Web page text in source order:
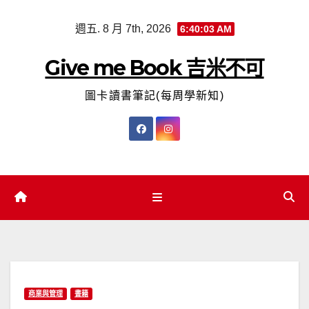
週五. 8 月 7th, 2026 6:40:05 AM
Give me Book 吉米不可
圖卡讀書筆記(每周學新知)
商業與管理 書籍